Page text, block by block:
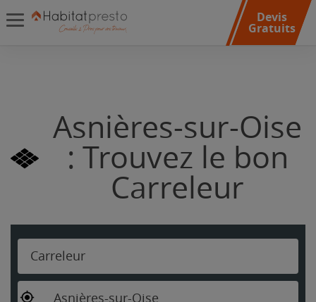
Devis
Gratuits
Asnières-sur-Oise
: Trouvez le bon
Carreleur
Carreleur
Asnières-sur-Oise